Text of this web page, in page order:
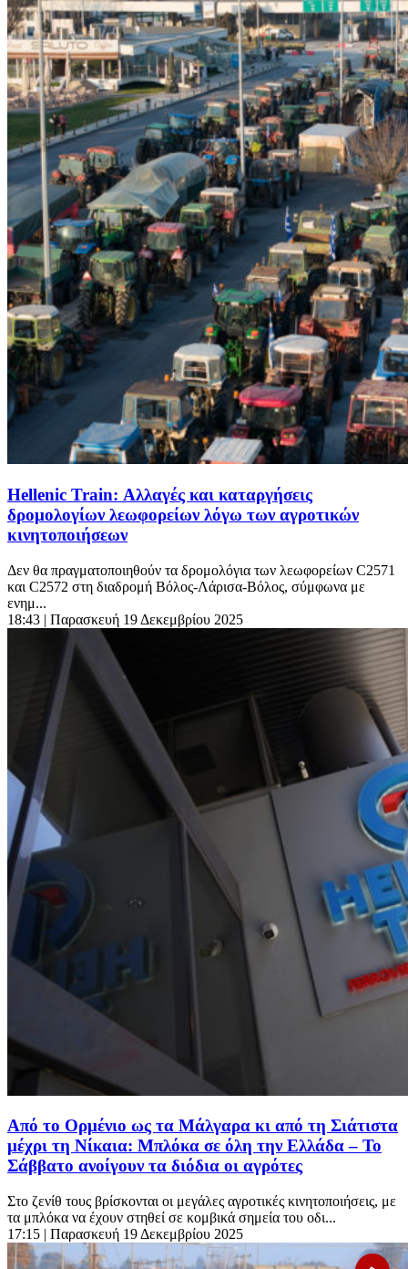
Hellenic Train: Αλλαγές και καταργήσεις
δρομολογίων λεωφορείων λόγω των αγροτικών
κινητοποιήσεων
Δεν θα πραγματοποιηθούν τα δρομολόγια των λεωφορείων C2571
και C2572 στη διαδρομή Βόλος-Λάρισα-Βόλος, σύμφωνα με
ενημ...
18:43 | Παρασκευή 19 Δεκεμβρίου 2025
Από το Ορμένιο ως τα Μάλγαρα κι από τη Σιάτιστα
μέχρι τη Νίκαια: Μπλόκα σε όλη την Ελλάδα – Το
Σάββατο ανοίγουν τα διόδια οι αγρότες
Στο ζενίθ τους βρίσκονται οι μεγάλες αγροτικές κινητοποιήσεις, με
τα μπλόκα να έχουν στηθεί σε κομβικά σημεία του οδι...
17:15 | Παρασκευή 19 Δεκεμβρίου 2025